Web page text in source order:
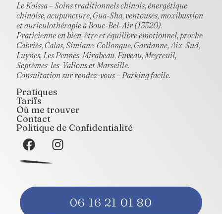
Le Koissa – Soins traditionnels chinois, énergétique
chinoise, acupuncture, Gua-Sha, ventouses, moxibustion
et auriculothérapie à Bouc-Bel-Air (13320).
Praticienne en bien-être et équilibre émotionnel, proche
Cabriès, Calas, Simiane-Collongue, Gardanne, Aix-Sud,
Luynes, Les Pennes-Mirabeau, Fuveau, Meyreuil,
Septèmes-les-Vallons et Marseille.
Consultation sur rendez-vous – Parking facile.
Pratiques
Tarifs
Où me trouver
Contact
Politique de Confidentialité
06 16 21 01 80